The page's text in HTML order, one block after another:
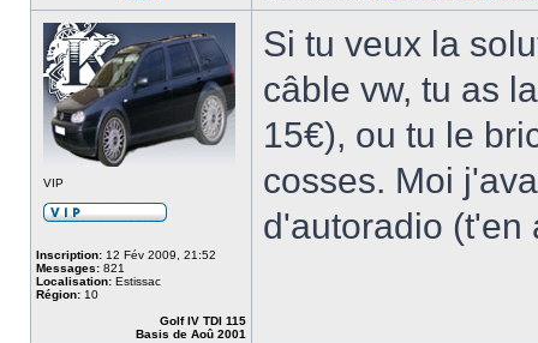
VIP
Inscription: 12 Fév 2009, 21:52
Messages: 821
Localisation: Estissac
Région: 10
Golf IV TDI 115
Basis de Aoû 2001
Si tu veux la
câble vw, tu as
15€), ou tu le
cosses. Moi
d'autoradio (t'en